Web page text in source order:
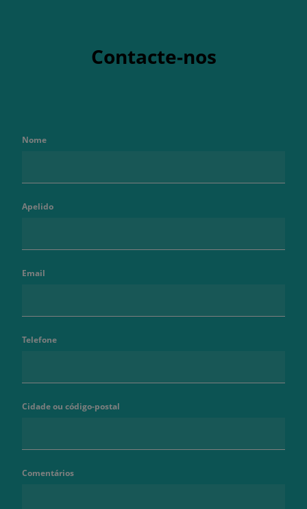
Contacte-nos
Nome
Apelido
Email
Telefone
Cidade ou código-postal
Comentários